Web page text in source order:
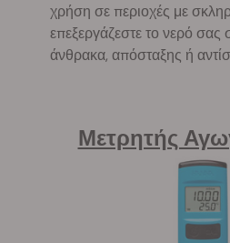
χρήση σε περιοχές με
επεξεργάζεστε το νερό σας
άνθρακα, απόσταξης ή
Μετρητής